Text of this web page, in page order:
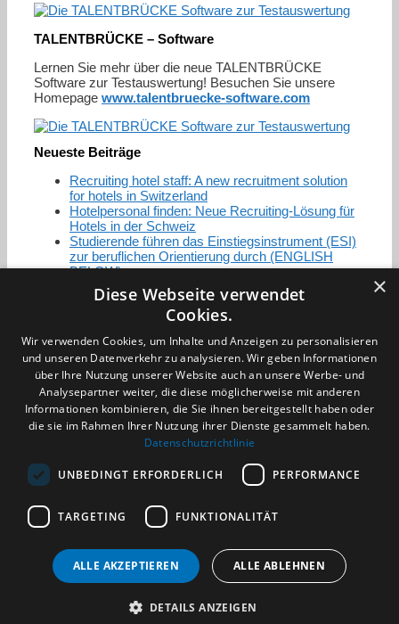
TALENTBRÜCKE – Software
Lernen Sie mehr über die neue TALENTBRÜCKE
Software zur Testauswertung! Besuchen Sie unsere
Homepage www.talentbruecke-software.com
Neueste Beiträge
Recruiting hotel staff: A new recruitment solution
for hotels in Switzerland
Hotelpersonal finden: Neue Recruiting-Lösung für
Hotels in der Schweiz
Studierende führen das Einstiegsinstrument (ESI)
zur beruflichen Orientierung durch (ENGLISH
BELOW)
Zertifizierung / Mitgliedschaften
Datenschutzerklärung
Benachrichtigungsservice
Kontakt und Anfahrt
(c) 2026 TALENTBRÜCKE GmbH & Co. KG
×
Diese Webseite verwendet
Cookies.
Wir verwenden Cookies, um Inhalte und Anzeigen zu personalisieren
und unseren Datenverkehr zu analysieren. Wir geben Informationen
über Ihre Nutzung unserer Website auch an unsere Werbe- und
Analysepartner weiter, die diese möglicherweise mit anderen
Informationen kombinieren, die Sie ihnen bereitgestellt haben oder
die sie im Rahmen Ihrer Nutzung ihrer Dienste gesammelt haben.
Datenschutzrichtlinie
UNBEDINGT ERFORDERLICH PERFORMANCE
TARGETING FUNKTIONALITÄT
ALLE AKZEPTIEREN ALLE ABLEHNEN
DETAILS ANZEIGEN